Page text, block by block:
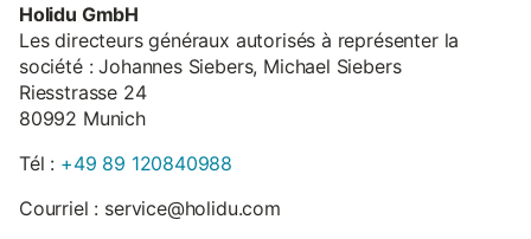
Holidu GmbH
Les directeurs généraux autorisés à représenter la
société : Johannes Siebers, Michael Siebers
Riesstrasse 24
80992 Munich
Tél : +49 89 120840988
Courriel : service@holidu.com